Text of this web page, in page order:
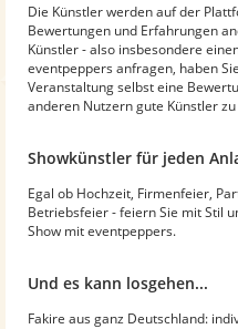
Die Künstler werden auf der
Bewertungen und Erfahrungen
Künstler - also insbesondere
eventpeppers anfragen, haben
Veranstaltung selbst eine
anderen Nutzern gute Künstler
Showkünstler für jeden
Egal ob Hochzeit, Firmenfeier,
Betriebsfeier - feiern Sie mit Stil
Show mit eventpeppers.
Und es kann losgehen...
Fakire aus ganz Deutschland: